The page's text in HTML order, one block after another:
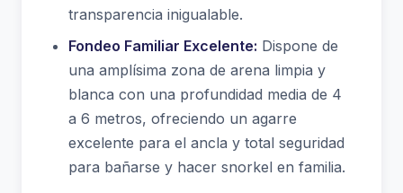
transparencia inigualable.
Fondeo Familiar Excelente: Dispone de
una amplísima zona de arena limpia y
blanca con una profundidad media de 4
a 6 metros, ofreciendo un agarre
excelente para el ancla y total seguridad
para bañarse y hacer snorkel en familia.